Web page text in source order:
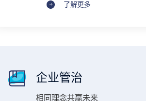
了解更多
企业管治
相同理念共赢未来